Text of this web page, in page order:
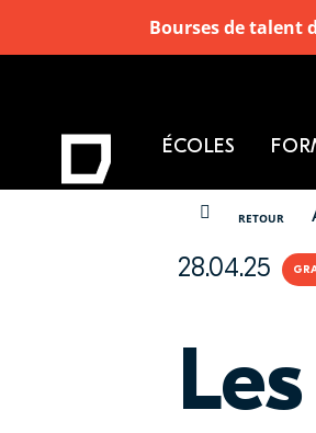
RETOUR
VOUS ÊTES ICI
28.04.25
ÉCOLES
Bourses de talent